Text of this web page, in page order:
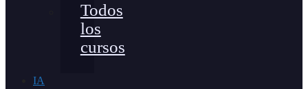
Todos
los
cursos
IA